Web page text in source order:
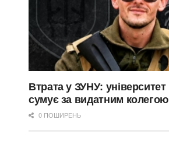
Втрата у ЗУНУ: університет
сумує за видатним колегою
0 ПОШИРЕНЬ